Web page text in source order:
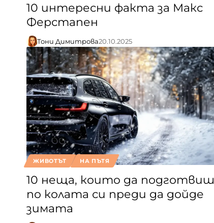
10 интересни факта за Макс
Ферстапен
Тони Димитрова20.10.2025
ЖИВОТЪТ НА ПЪТЯ
10 неща, които да подготвиш
по колата си преди да дойде
зимата